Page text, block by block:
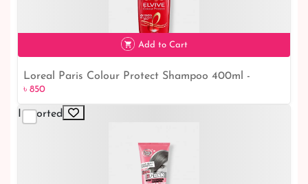
৳ 1,050
Add to Cart
Loreal Paris Colour Protect Shampoo 400ml -
Maintain Vibrant Hair with This Effective Formula
৳ 850
Imported